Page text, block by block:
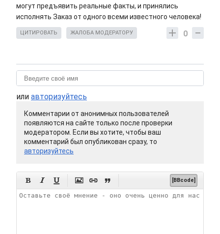
могут предъявить реальные факты, и принялись
исполнять Заказ от одного всеми известного человека!
0
ЦИТИРОВАТЬ ЖАЛОБА МОДЕРАТОРУ
или авторизуйтесь
Комментарии от анонимных пользователей
появляются на сайте только после проверки
модератором. Если вы хотите, чтобы ваш
комментарий был опубликован сразу, то
авторизуйтесь
      [BBcode]